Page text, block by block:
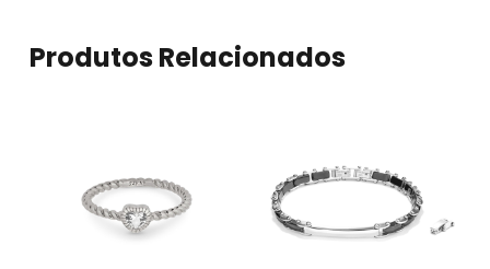
Nenhum produto no
carrinho.
Produtos Relacionados